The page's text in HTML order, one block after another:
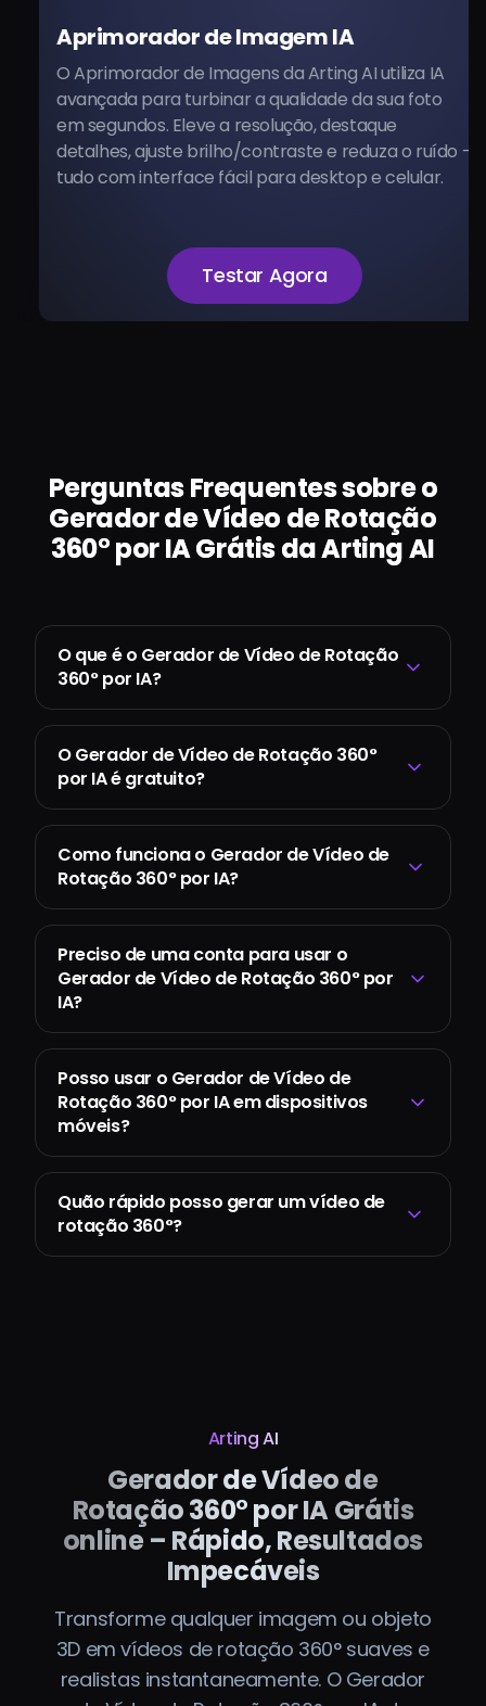
de Imagem IA
Aprimorador de Imagens da Arting AI utiliza IA
para turbinar a qualidade da sua foto
segundos. Eleve a resolução, destaque
ajuste brilho/contraste e reduza o ruído -
com interface fácil para desktop e celular.
Testar Agora
Perguntas Frequentes sobre o
Gerador de Vídeo de Rotação
360° por IA Grátis da Arting AI
O que é o Gerador de Vídeo de Rotação
360° por IA?
O Gerador de Vídeo de Rotação 360°
por IA é gratuito?
Como funciona o Gerador de Vídeo de
Rotação 360° por IA?
Preciso de uma conta para usar o
Gerador de Vídeo de Rotação 360° por
IA?
Posso usar o Gerador de Vídeo de
Rotação 360° por IA em dispositivos
móveis?
Quão rápido posso gerar um vídeo de
rotação 360°?
Arting AI
Gerador de Vídeo de
Rotação 360° por IA Grátis
online – Rápido, Resultados
Impecáveis
Transforme qualquer imagem ou objeto
3D em vídeos de rotação 360° suaves e
realistas instantaneamente. O Gerador